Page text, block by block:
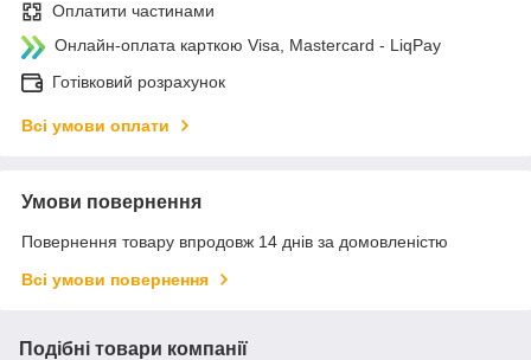
Оплатити частинами
Онлайн-оплата карткою Visa, Mastercard - LiqPay
Готівковий розрахунок
Всі умови оплати
Умови повернення
Повернення товару впродовж 14 днів за домовленістю
Всі умови повернення
Подібні товари компанії